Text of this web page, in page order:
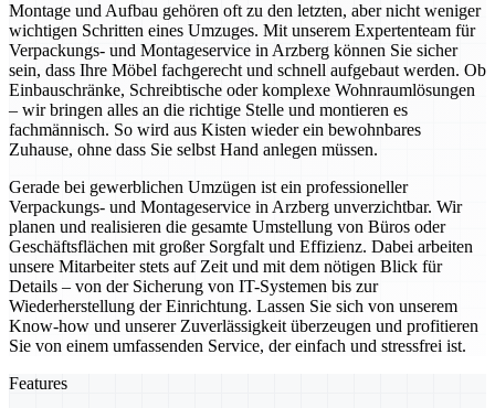
Montage und Aufbau gehören oft zu den letzten, aber nicht weniger
wichtigen Schritten eines Umzuges. Mit unserem Expertenteam für
Verpackungs- und Montageservice in Arzberg können Sie sicher
sein, dass Ihre Möbel fachgerecht und schnell aufgebaut werden. Ob
Einbauschränke, Schreibtische oder komplexe Wohnraumlösungen
– wir bringen alles an die richtige Stelle und montieren es
fachmännisch. So wird aus Kisten wieder ein bewohnbares
Zuhause, ohne dass Sie selbst Hand anlegen müssen.
Gerade bei gewerblichen Umzügen ist ein professioneller
Verpackungs- und Montageservice in Arzberg unverzichtbar. Wir
planen und realisieren die gesamte Umstellung von Büros oder
Geschäftsflächen mit großer Sorgfalt und Effizienz. Dabei arbeiten
unsere Mitarbeiter stets auf Zeit und mit dem nötigen Blick für
Details – von der Sicherung von IT-Systemen bis zur
Wiederherstellung der Einrichtung. Lassen Sie sich von unserem
Know-how und unserer Zuverlässigkeit überzeugen und profitieren
Sie von einem umfassenden Service, der einfach und stressfrei ist.
Features